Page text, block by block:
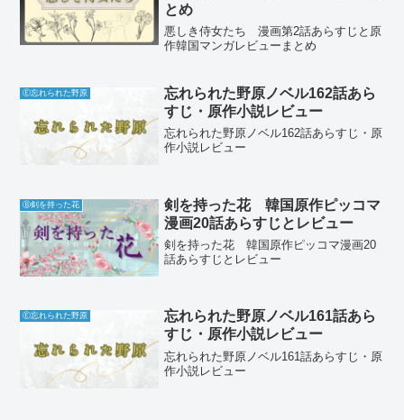
とめ
悪しき侍女たち 漫画第2話あらすじと原
作韓国マンガレビューまとめ
Ⓔ忘れられた野原
忘れられた野原ノベル162話あら
すじ・原作小説レビュー
忘れられた野原ノベル162話あらすじ・原
作小説レビュー
Ⓑ剣を持った花
剣を持った花 韓国原作ピッコマ
漫画20話あらすじとレビュー
剣を持った花 韓国原作ピッコマ漫画20
話あらすじとレビュー
Ⓔ忘れられた野原
忘れられた野原ノベル161話あら
すじ・原作小説レビュー
忘れられた野原ノベル161話あらすじ・原
作小説レビュー